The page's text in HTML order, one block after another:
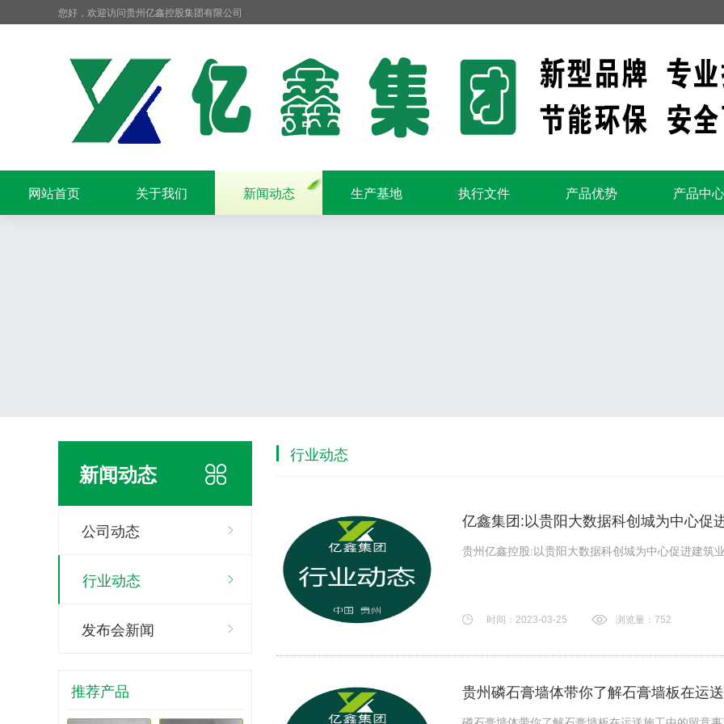
您好，欢迎访问贵州亿鑫控股集团有限公司
网站首页 关于我们 新闻动态 生产基地 执行文件 产品优势 产品中心
新闻动态
公司动态
行业动态
发布会新闻
推荐产品
行业动态
亿鑫集团:以贵阳大数据科创城为中心促
贵州亿鑫控股:以贵阳大数据科创城为中心促进建筑
时间：2023-03-25 浏览量：752
贵州磷石膏墙体带你了解石膏墙板在运